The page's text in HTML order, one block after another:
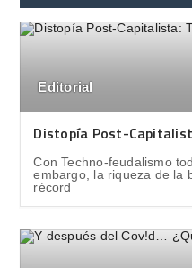
Editorial
Distopía Post-
Con Techno-feudalismo
embargo, la riqueza de la
récord